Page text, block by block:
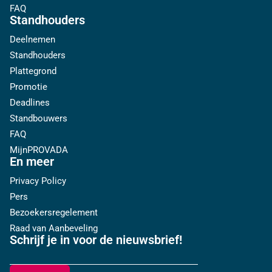
FAQ
Standhouders
Deelnemen
Standhouders
Plattegrond
Promotie
Deadlines
Standbouwers
FAQ
MijnPROVADA
En meer
Privacy Policy
Pers
Bezoekersregelement
Raad van Aanbeveling
Schrijf je in voor de nieuwsbrief!